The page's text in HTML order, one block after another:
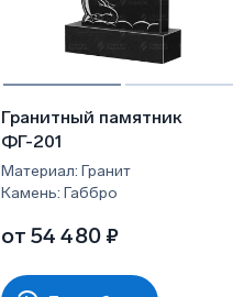
Гранитный памятник
ФГ-201
Материал: Гранит
Камень: Габбро
от 54 480 ₽